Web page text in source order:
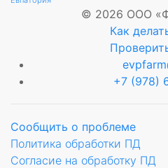
© 2026 ООО
Как
+7 (978)
Сообщить о проблеме
Политика обработки ПД
Согласие на обработку ПД